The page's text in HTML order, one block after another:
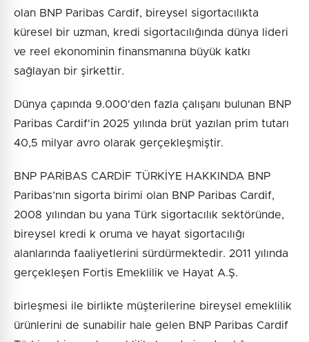
olan BNP Paribas Cardif, bireysel sigortacılıkta
küresel bir uzman, kredi sigortacılığında dünya lideri
ve reel ekonominin finansmanına büyük katkı
sağlayan bir şirkettir.
Dünya çapında 9.000'den fazla çalışanı bulunan BNP
Paribas Cardif'in 2025 yılında brüt yazılan prim tutarı
40,5 milyar avro olarak gerçekleşmiştir.
BNP PARİBAS CARDİF TÜRKİYE HAKKINDA BNP
Paribas’nın sigorta birimi olan BNP Paribas Cardif,
2008 yılından bu yana Türk sigortacılık sektöründe,
bireysel kredi k oruma ve hayat sigortacılığı
alanlarında faaliyetlerini sürdürmektedir. 2011 yılında
gerçekleşen Fortis Emeklilik ve Hayat A.Ş.
birleşmesi ile birlikte müşterilerine bireysel emeklilik
ürünlerini de sunabilir hale gelen BNP Paribas Cardif